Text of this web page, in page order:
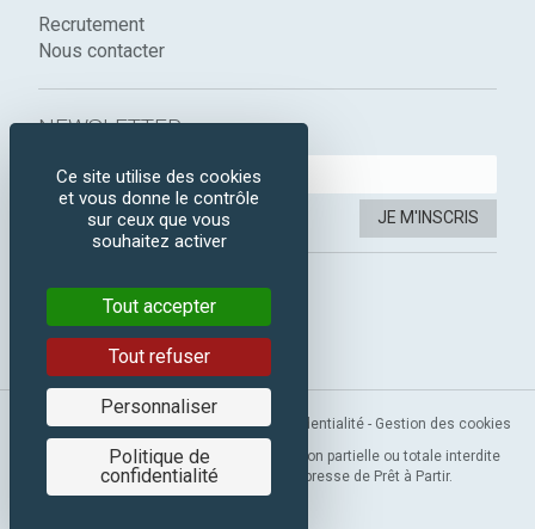
Recrutement
Nous contacter
NEWSLETTER :
JE M'INSCRIS
SUIVEZ-NOUS :
Facebook
Instagram
Mentions légales-CGV-Politique de confidentialité - Gestion des cookies
Copyright 2019 © Prêt à Partir. Reproduction partielle ou totale interdite
sans l’autorisation préalable et expresse de Prêt à Partir.
Ce site utilise des cookies
et vous donne le contrôle
sur ceux que vous
souhaitez activer
Tout accepter
Tout refuser
Personnaliser
Politique de
confidentialité